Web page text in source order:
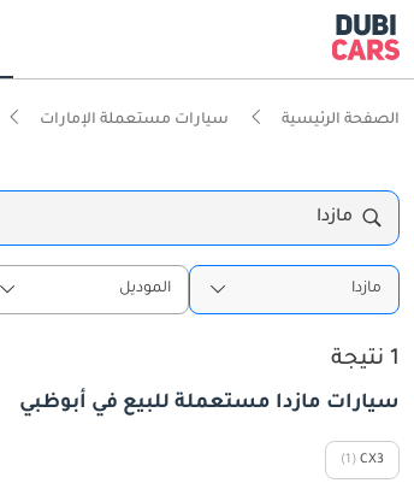
الصفحة الرئيسية سيارات مستعملة الإمارات
مازدا
مازدا الموديل
1 نتيجة
سيارات مازدا مستعملة للبيع في أبوظبي
CX3
(1)